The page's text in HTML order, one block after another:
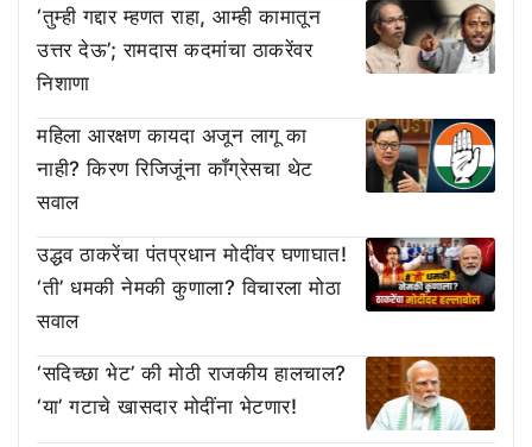
‘तुम्ही गद्दार म्हणत राहा, आम्ही कामातून
उत्तर देऊ’; रामदास कदमांचा ठाकरेंवर
निशाणा
महिला आरक्षण कायदा अजून लागू का
नाही? किरण रिजिजूंना काँग्रेसचा थेट
सवाल
उद्धव ठाकरेंचा पंतप्रधान मोदींवर घणाघात!
‘ती’ धमकी नेमकी कुणाला? विचारला मोठा
सवाल
‘सदिच्छा भेट’ की मोठी राजकीय हालचाल?
‘या’ गटाचे खासदार मोदींना भेटणार!